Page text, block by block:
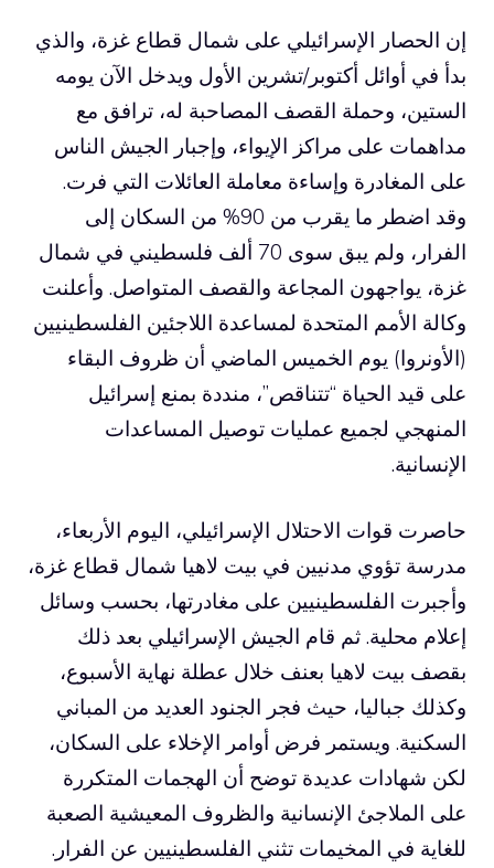
إن الحصار الإسرائيلي على شمال قطاع غزة، والذي
بدأ في أوائل أكتوبر/تشرين الأول ويدخل الآن يومه
الستين، وحملة القصف المصاحبة له، ترافق مع
مداهمات على مراكز الإيواء، وإجبار الجيش الناس
على المغادرة وإساءة معاملة العائلات التي فرت.
وقد اضطر ما يقرب من 90% من السكان إلى
الفرار، ولم يبق سوى 70 ألف فلسطيني في شمال
غزة، يواجهون المجاعة والقصف المتواصل. وأعلنت
وكالة الأمم المتحدة لمساعدة اللاجئين الفلسطينيين
(الأونروا) يوم الخميس الماضي أن ظروف البقاء
على قيد الحياة “تتناقص”، منددة بمنع إسرائيل
المنهجي لجميع عمليات توصيل المساعدات
الإنسانية.
حاصرت قوات الاحتلال الإسرائيلي، اليوم الأربعاء،
مدرسة تؤوي مدنيين في بيت لاهيا شمال قطاع غزة،
وأجبرت الفلسطينيين على مغادرتها، بحسب وسائل
إعلام محلية. ثم قام الجيش الإسرائيلي بعد ذلك
بقصف بيت لاهيا بعنف خلال عطلة نهاية الأسبوع،
وكذلك جباليا، حيث فجر الجنود العديد من المباني
السكنية. ويستمر فرض أوامر الإخلاء على السكان،
لكن شهادات عديدة توضح أن الهجمات المتكررة
على الملاجئ الإنسانية والظروف المعيشية الصعبة
للغاية في المخيمات تثني الفلسطينيين عن الفرار.